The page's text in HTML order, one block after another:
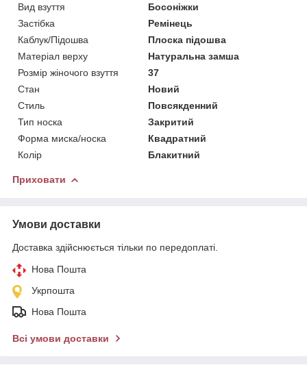
Вид взуття
Босоніжки
Застібка
Ремінець
Каблук/Підошва
Плоска підошва
Матеріал верху
Натуральна замша
Розмір жіночого взуття
37
Стан
Новий
Стиль
Повсякденний
Тип носка
Закритий
Форма миска/носка
Квадратний
Колір
Блакитний
Приховати
Умови доставки
Доставка здійснюється тільки по передоплаті.
Нова Пошта
Укрпошта
Нова Пошта
Всі умови доставки